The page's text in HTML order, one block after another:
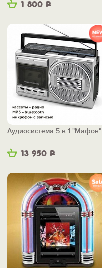
1 800 Р
13 950 Р
Аудиосистема 5 в 1 "Мафон"